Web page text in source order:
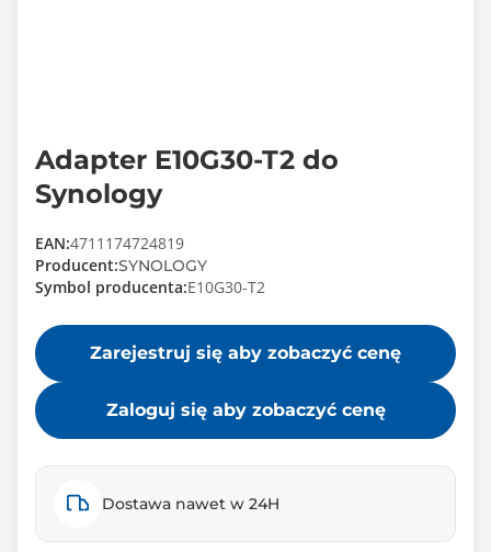
Adapter E10G30-T2 do
Synology
EAN:4711174724819
Producent:SYNOLOGY
Symbol producenta:E10G30-T2
Zarejestruj się aby zobaczyć cenę
Zaloguj się aby zobaczyć cenę
Dostawa nawet w 24H